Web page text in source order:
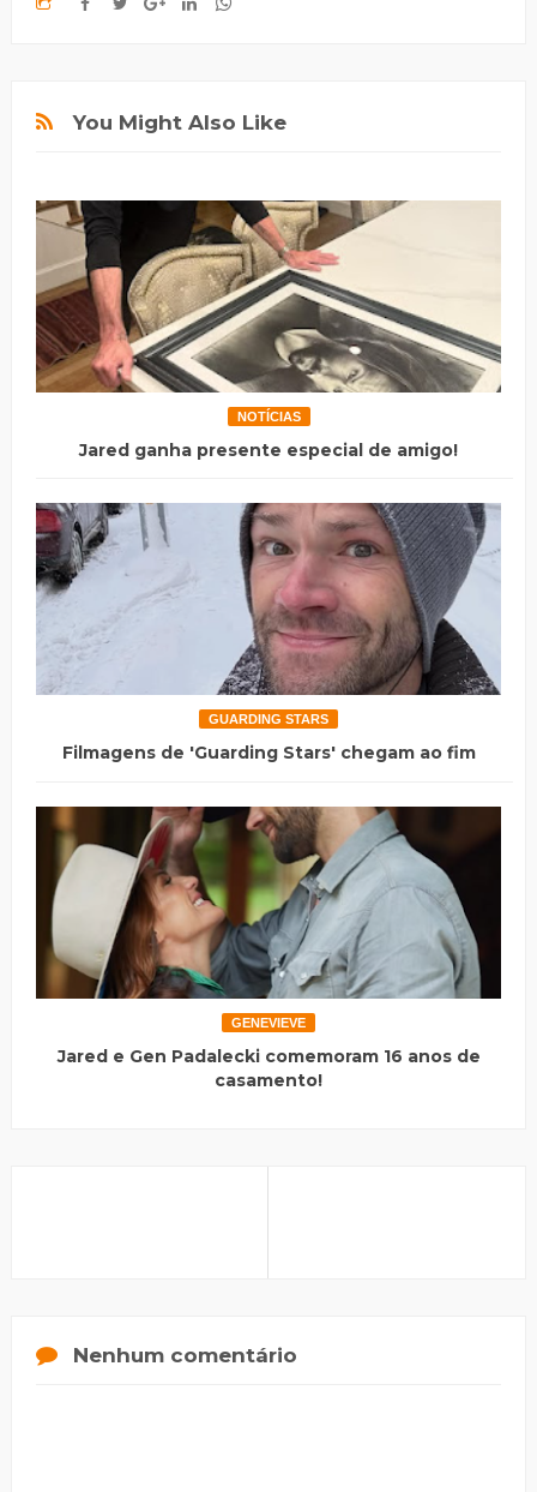
You Might Also Like
NOTÍCIAS
Jared ganha presente especial de amigo!
GUARDING STARS
Filmagens de 'Guarding Stars' chegam ao fim
GENEVIEVE
Jared e Gen Padalecki comemoram 16 anos de
casamento!
Nenhum comentário